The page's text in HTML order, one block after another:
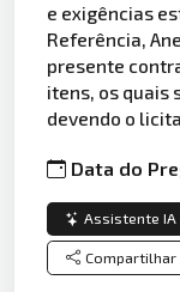
e exigências
Referência,
presente
itens, os quais
devendo o
Data do
Assistente IA
Compartilhar